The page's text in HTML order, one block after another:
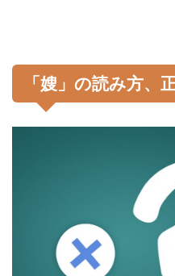
「嫂」の読み方、